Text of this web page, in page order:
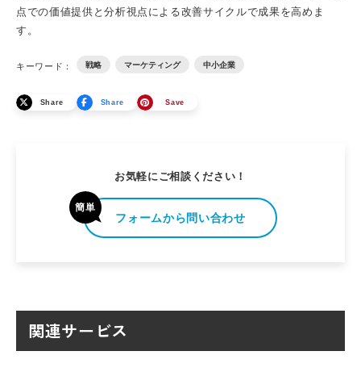
点での価値提供と分析視点による改善サイクルで成果を高めま
す。
キーワード： 戦略 マーケティング 中小企業
Share Share Save
お気軽にご相談ください！
簡単
フォームから問い合わせ
関連サービス